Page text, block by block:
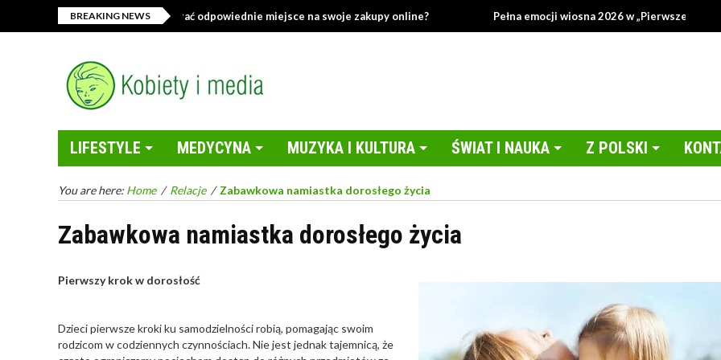
BREAKING NEWS
Sklep z tekstyliami – jak wybrać odpowiednie miejsce na swoje zakupy online? Pełna emocji wiosna 2026 w „Pierwszej miłości”!
LIFESTYLE MEDYCYNA MUZYKA I KULTURA ŚWIAT I NAUKA Z POLSKI
You are here: Home / Relacje / Zabawkowa namiastka dorosłego życia
Zabawkowa namiastka dorosłego życia
Pierwszy krok w dorosłość
Dzieci pierwsze kroki ku samodzielności robią, pomagając swoim
rodzicom w codziennych czynnościach. Nie jest jednak tajemnicą, że